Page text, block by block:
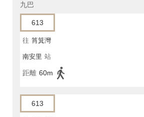
九巴
613
往 筲箕灣
南安里 站
距離 60m
613